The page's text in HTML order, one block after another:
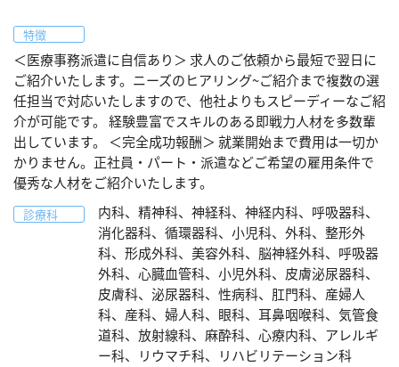
特徴
＜医療事務派遣に自信あり＞ 求人のご依頼から最短で翌日に
ご紹介いたします。ニーズのヒアリング~ご紹介まで複数の選
任担当で対応いたしますので、他社よりもスピーディーなご紹
介が可能です。 経験豊富でスキルのある即戦力人材を多数輩
出しています。 ＜完全成功報酬＞ 就業開始まで費用は一切か
かりません。正社員・パート・派遣などご希望の雇用条件で
優秀な人材をご紹介いたします。
診療科
内科、精神科、神経科、神経内科、呼吸器科、
消化器科、循環器科、小児科、外科、整形外
科、形成外科、美容外科、脳神経外科、呼吸器
外科、心臓血管科、小児外科、皮膚泌尿器科、
皮膚科、泌尿器科、性病科、肛門科、産婦人
科、産科、婦人科、眼科、耳鼻咽喉科、気管食
道科、放射線科、麻酔科、心療内科、アレルギ
ー科、リウマチ科、リハビリテーション科